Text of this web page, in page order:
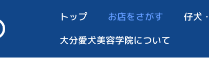
トップ お店をさがす 仔犬
大分愛犬美容学院について